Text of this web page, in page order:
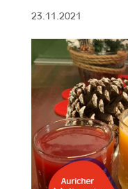
23.11.2021